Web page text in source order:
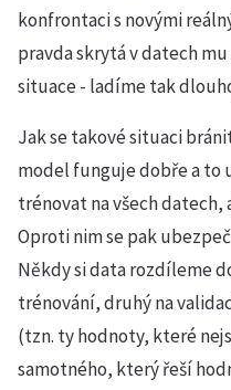
konfrontaci s novými
pravda skrytá v datech
situace - ladíme tak
Jak se takové situaci
model funguje dobře a to
trénovat na všech datech,
Oproti nim se pak
Někdy si data rozdíleme
trénování, druhý na
(tzn. ty hodnoty, které
samotného, který řeší